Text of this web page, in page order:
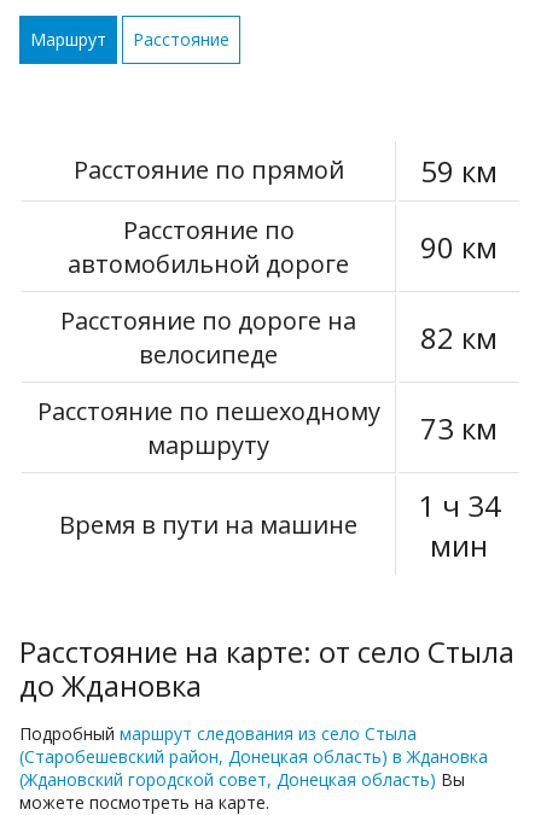
Маршрут Расстояние
Расстояние по прямой 59 км
Расстояние по
автомобильной дороге
90 км
Расстояние по дороге на
велосипеде
82 км
Расстояние по пешеходному
маршруту
73 км
Время в пути на машине
1 ч 34
мин
Расстояние на карте: от село Стыла
до Ждановка
Подробный маршрут следования из село Стыла
(Старобешевский район, Донецкая область) в Ждановка
(Ждановский городской совет, Донецкая область) Вы
можете посмотреть на карте.